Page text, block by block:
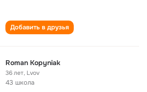
Добавить в друзья
Roman Kopyniak
36 лет, Lvov
43 школа